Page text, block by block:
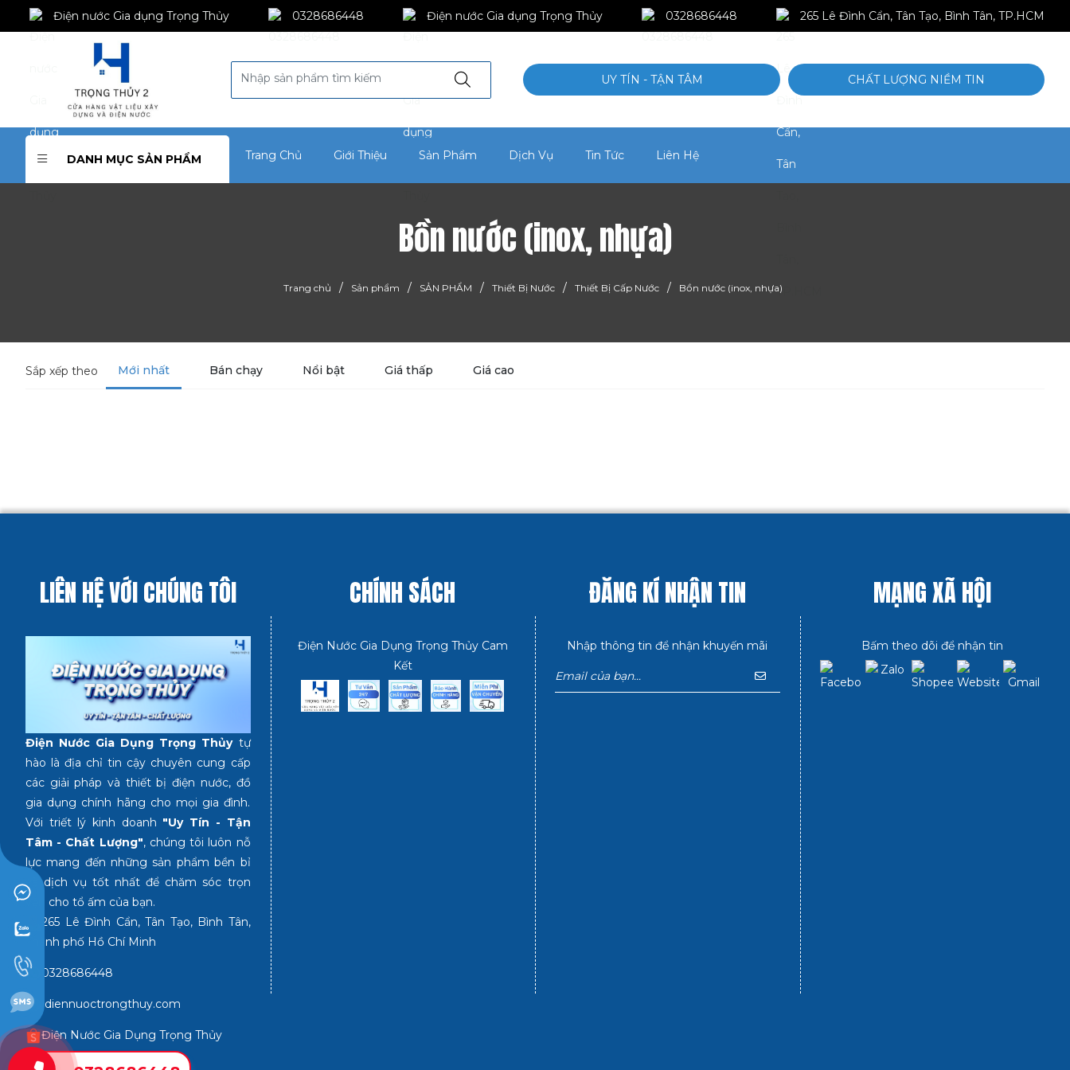
Điện nước Gia dụng Trọng Thủy 0328686448 Điện nước Gia dụng Trọng Thủy 0328686448 265 Lê Đình Cẩn, Tân Tạo, Bình Tân, TP.HCM
UY TÍN - TẬN TÂM CHẤT LƯỢNG NIỀM TIN
DANH MỤC SẢN PHẨM Trang Chủ Giới Thiệu Sản Phẩm Dịch Vụ Tin Tức Liên Hệ
Bồn nước (inox, nhựa)
Trang chủ / Sản phẩm / SẢN PHẨM / Thiết Bị Nước / Thiết Bị Cấp Nước / Bồn nước (inox, nhựa)
Sắp xếp theo Mới nhất Bán chạy Nổi bật Giá thấp Giá cao
LIÊN HỆ VỚI CHÚNG TÔI
Điện Nước Gia Dụng Trọng Thủytự
hào là địa chỉ tin cậy chuyên cung cấp
các giải pháp và thiết bị điện nước, đồ
gia dụng chính hãng cho mọi gia đình.
Với triết lý kinh doanh "Uy Tín - Tận
Tâm - Chất Lượng", chúng tôi luôn nỗ
lực mang đến những sản phẩm bền bỉ
và dịch vụ tốt nhất để chăm sóc trọn
vẹn cho tổ ấm của bạn.
265 Lê Đình Cẩn, Tân Tạo, Bình Tân,
Thành phố Hồ Chí Minh
0328686448
diennuoctrongthuy.com
Điện Nước Gia Dụng Trọng Thủy
CHÍNH SÁCH
Điện Nước Gia Dụng Trọng Thủy Cam
Kết
ĐĂNG KÍ NHẬN TIN
Nhập thông tin để nhận khuyến mãi
MẠNG XÃ HỘI
Bấm theo dõi để nhận tin